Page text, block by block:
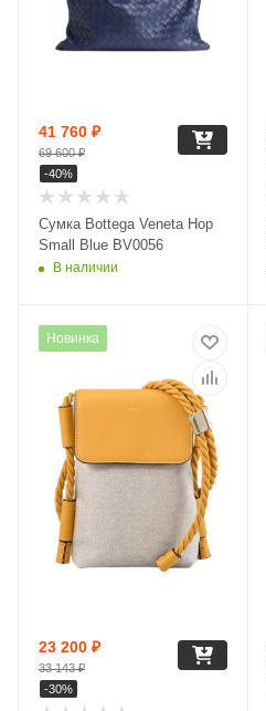
Сумка Bottega Veneta Hop
Small Blue BV0056
В наличии
41 760 ₽
69 600₽
-40%
Новинка
23 200 ₽
33 143₽
-30%